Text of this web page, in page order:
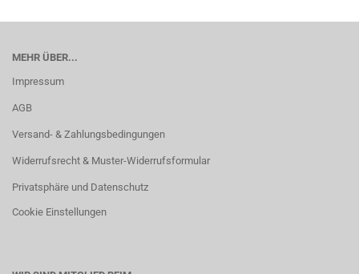
MEHR ÜBER...
Impressum
AGB
Versand- & Zahlungsbedingungen
Widerrufsrecht & Muster-Widerrufsformular
Privatsphäre und Datenschutz
Cookie Einstellungen